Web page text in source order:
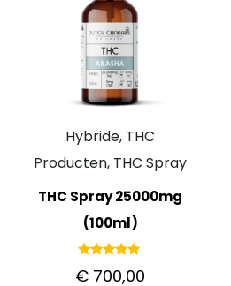
Hybride, THC
Producten, THC Spray
THC Spray 25000mg
(100ml)
5.00
€ 700,00